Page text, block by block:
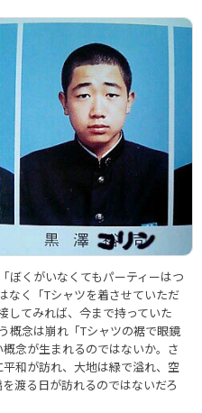
ぼくがいなくてもパーティーはつ
なく「Tシャツを着させていただ
してみれば、今まで持っていた
概念は崩れ「Tシャツの裾で眼鏡
念が生まれるのではないか。さ
和が訪れ、大地は緑で溢れ、空
渡る日が訪れるのではないだろ